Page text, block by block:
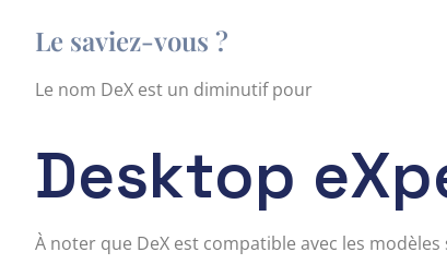
Le saviez-vous ?
Le nom DeX est un diminutif pour
Desktop
À noter que DeX est compatible avec les modèles